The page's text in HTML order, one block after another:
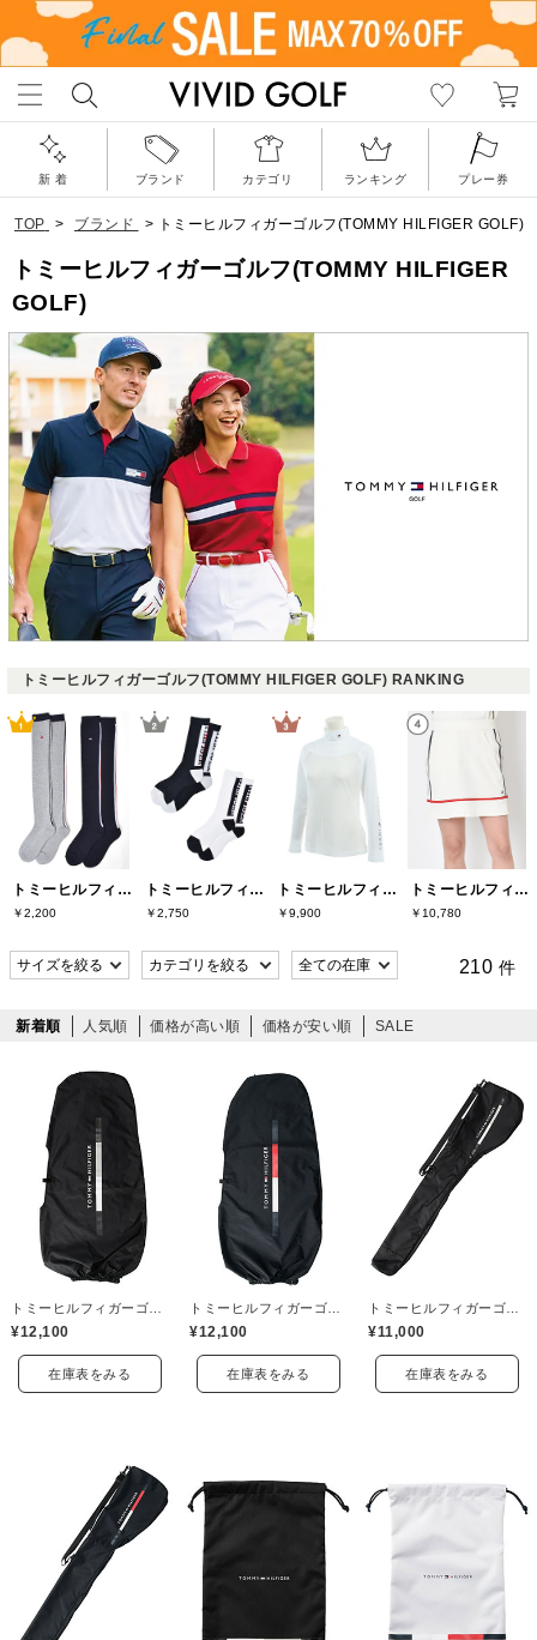
新 着 ブランド カテゴリ ランキング プレー券
TOP > ブランド > トミーヒルフィガーゴルフ(TOMMY HILFIGER GOLF)
トミーヒルフィガーゴルフ(TOMMY HILFIGER
GOLF)
トミーヒルフィガーゴルフ(TOMMY HILFIGER GOLF) RANKING
トミーヒルフィガーゴルフ(TOMMY HILFIGER GOLF)
￥2,200
トミーヒルフィガーゴルフ(TOMMY HILFIGER GOLF)
￥2,750
トミーヒルフィガーゴルフ(TOMMY HILFIGER GOLF)
￥9,900
トミーヒルフィガーゴルフ(TOMMY HILFIGER GOLF)
￥10,780
210 件
新着順 人気順 価格が高い順 価格が安い順 SALE
¥12,100
在庫表をみる
¥12,100
在庫表をみる
¥11,000
在庫表をみる